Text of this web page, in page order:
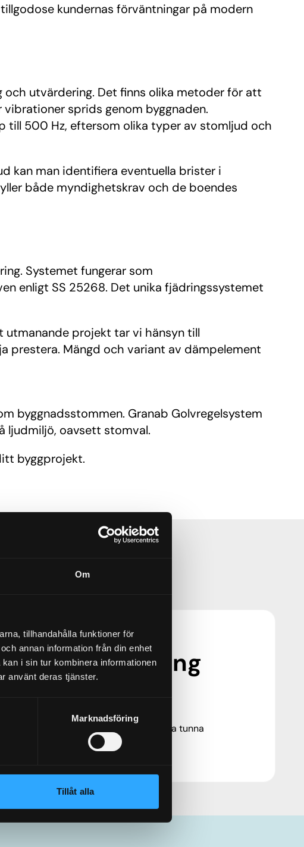
Om
tillhandahålla funktioner för
annan information från din enhet
i sin tur kombinera informationen
använt deras tjänster.
Marknadsföring
Tillåt alla
kundernas förväntningar på modern
och utvärdering. Det finns olika metoder för att
sprids genom byggnaden.
till 500 Hz, eftersom olika typer av stomljud och
kan man identifiera eventuella brister i
både myndighetskrav och de boendes
Systemet fungerar som
enligt SS 25268. Det unika fjädringssystemet
utmanande projekt tar vi hänsyn till
prestera. Mängd och variant av dämpelement
byggnadsstommen. Granab Golvregelsystem
ljudmiljö, oavsett stomval.
byggprojekt.
jämfört med konventionella tunna
är särskilt problematiska.